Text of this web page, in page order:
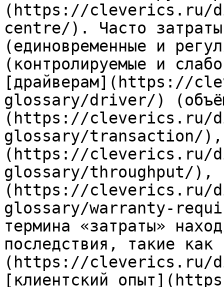
(https://cleverics.ru/
centre/). Часто затраты
(единовременные и
(контролируемые и
[драйверам](https://
glossary/driver/)
(https://cleverics.ru/
glossary/transaction/),
(https://cleverics.ru/
glossary/throughput/),
(https://cleverics.ru/
glossary/warranty-
термина «затраты»
последствия, такие
(https://cleverics.ru/
[клиентский